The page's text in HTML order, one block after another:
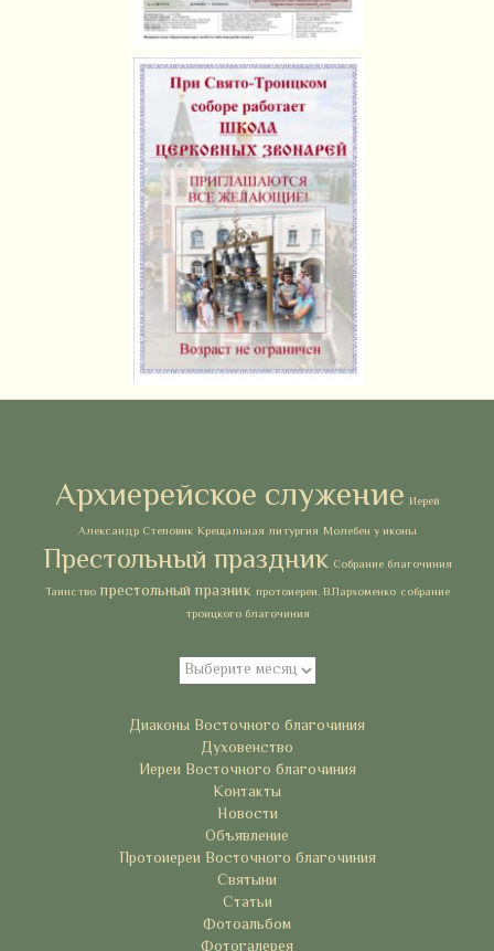
Архиерейское служение Иерей
Александр Степовик Крещальная литургия Молебен у иконы
Престольный праздник Собрание благочиния
Таинство престольный празник протоиереи. В.Пархоменко собрание
троицкого благочиния
Архивы
Диаконы Восточного благочиния
Духовенство
Иереи Восточного благочиния
Контакты
Новости
Объявление
Протоиереи Восточного благочиния
Святыни
Статьи
Фотоальбом